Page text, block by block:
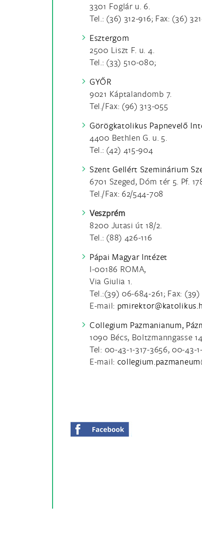
3301 Foglár u. 6.
Tel.: (36) 312-916; Fax: (36)
Esztergom
2500 Liszt F. u. 4.
Tel.: (33) 510-080;
GYŐR
9021 Káptalandomb 7.
Tel./Fax: (96) 313-055
Görögkatolikus Papnevelő
4400 Bethlen G. u. 5.
Tel.: (42) 415-904
Szent Gellért Szeminárium
6701 Szeged, Dóm tér 5. Pf.
Tel./Fax: 62/544-708
Veszprém
8200 Jutasi út 18/2.
Tel.: (88) 426-116
Pápai Magyar Intézet
I-00186 ROMA,
Via Giulia 1.
Tel.:(39) 06-684-261; Fax:
E-mail:
Collegium Pazmanianum,
1090 Bécs, Boltzmanngasse
Tel: 00-43-1-317-3656, 00-43-
E-mail: